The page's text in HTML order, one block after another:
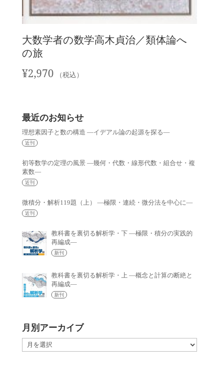
大数学者の数学高木貞治／類体論へ
の旅
¥2,970 （税込）
最近のお知らせ
理想素因子と数の構造 —イデアル論の起源を探る—
近刊
初等数学の定理の風景 —幾何・代数・線形代数・組合せ・複
素数—
近刊
微積分・解析119題（上） —極限・連続・微分法を中心に—
近刊
教科書を裏切る解析学・下 —極限・積分の実践的
再編成—
新刊
教科書を裏切る解析学・上 —概念と計算の断絶と
再編成—
新刊
月別アーカイブ